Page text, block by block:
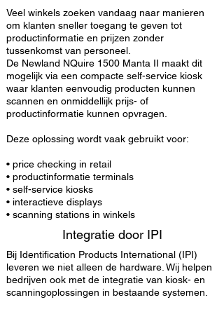
Veel winkels zoeken vandaag naar manieren
om klanten sneller toegang te geven tot
productinformatie en prijzen zonder
tussenkomst van personeel.
De Newland NQuire 1500 Manta II maakt dit
mogelijk via een compacte self-service kiosk
waar klanten eenvoudig producten kunnen
scannen en onmiddellijk prijs- of
productinformatie kunnen opvragen.
Deze oplossing wordt vaak gebruikt voor:
• price checking in retail
• productinformatie terminals
• self-service kiosks
• interactieve displays
• scanning stations in winkels
Integratie door IPI
Bij Identification Products International (IPI)
leveren we niet alleen de hardware. Wij helpen
bedrijven ook met de integratie van kiosk- en
scanningoplossingen in bestaande systemen.